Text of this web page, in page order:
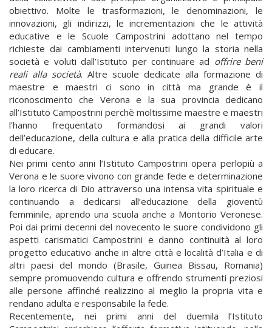
obiettivo. Molte le trasformazioni, le denominazioni, le
innovazioni, gli indirizzi, le incrementazioni che le attività
educative e le Scuole Campostrini adottano nel tempo
richieste dai cambiamenti intervenuti lungo la storia nella
società e voluti dall’Istituto per continuare ad offrire beni
reali alla società. Altre scuole dedicate alla formazione di
maestre e maestri ci sono in città ma grande è il
riconoscimento che Verona e la sua provincia dedicano
all’Istituto Campostrini perchè moltissime maestre e maestri
l’hanno frequentato formandosi ai grandi valori
dell’educazione, della cultura e alla pratica della difficile arte
di educare.
Nei primi cento anni l’Istituto Campostrini opera perlopiù a
Verona e le suore vivono con grande fede e determinazione
la loro ricerca di Dio attraverso una intensa vita spirituale e
continuando a dedicarsi all’educazione della gioventù
femminile, aprendo una scuola anche a Montorio Veronese.
Poi dai primi decenni del novecento le suore condividono gli
aspetti carismatici Campostrini e danno continuità al loro
progetto educativo anche in altre città e località d’Italia e di
altri paesi del mondo (Brasile, Guinea Bissau, Romania)
sempre promuovendo cultura e offrendo strumenti preziosi
alle persone affinché realizzino al meglio la propria vita e
rendano adulta e responsabile la fede.
Recentemente, nei primi anni del duemila l’Istituto